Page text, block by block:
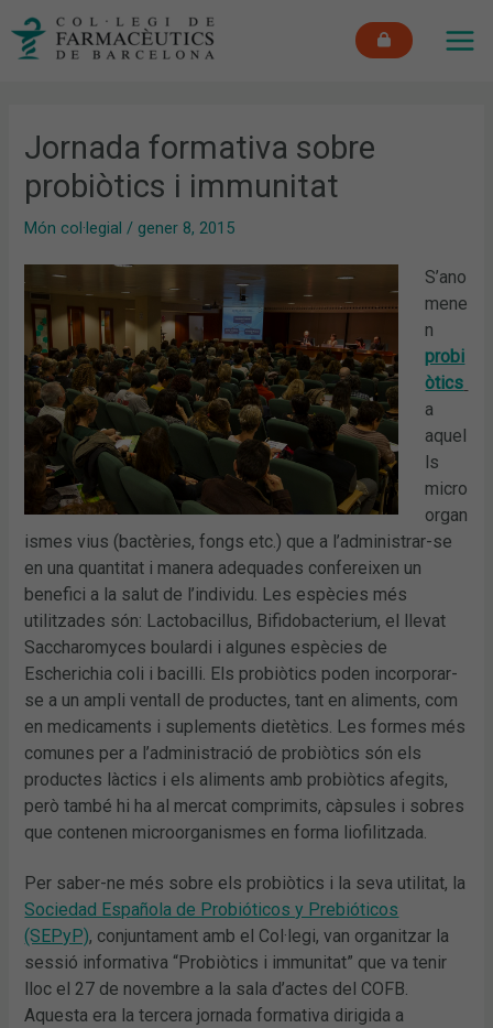
Jornada formativa sobre
probiòtics i immunitat
Món col·legial / gener 8, 2015
S’ano
mene
n
probi
òtics
a
aquel
ls
micro
organ
ismes vius (bactèries, fongs etc.) que a l’administrar-se
en una quantitat i manera adequades confereixen un
benefici a la salut de l’individu. Les espècies més
utilitzades són: Lactobacillus, Bifidobacterium, el llevat
Saccharomyces boulardi i algunes espècies de
Escherichia coli i bacilli. Els probiòtics poden incorporar-
se a un ampli ventall de productes, tant en aliments, com
en medicaments i suplements dietètics. Les formes més
comunes per a l’administració de probiòtics són els
productes làctics i els aliments amb probiòtics afegits,
però també hi ha al mercat comprimits, càpsules i sobres
que contenen microorganismes en forma liofilitzada.
Per saber-ne més sobre els probiòtics i la seva utilitat, la
Sociedad Española de Probióticos y Prebióticos
(SEPyP), conjuntament amb el Col·legi, van organitzar la
sessió informativa “Probiòtics i immunitat” que va tenir
lloc el 27 de novembre a la sala d’actes del COFB.
Aquesta era la tercera jornada formativa dirigida a